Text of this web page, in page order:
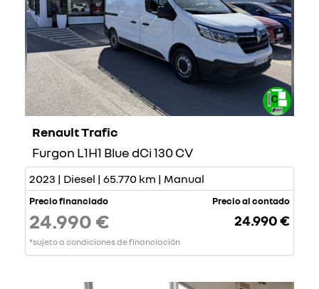
Renault Trafic
Furgon L1H1 Blue dCi 130 CV
2023 | Diesel | 65.770 km | Manual
Precio financiado
24.990 €
*sujeto a condiciones de financiación
Precio al contado
24.990 €